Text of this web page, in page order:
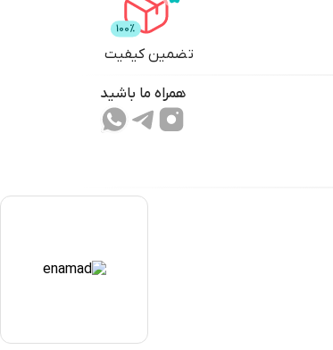
تضمین کیفیت
همراه ما باشید